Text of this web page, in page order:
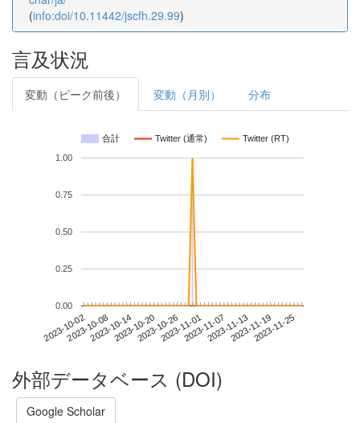
(info:doi/10.11442/jscfh.29.99)
言及状況
変動（ピーク前後） 変動（月別） 分布
合計 Twitter (通常) Twitter (RT)
2023-10-022023-10-082023-10-142023-10-202023-10-262023-11-012023-11-072023-11-132023-11-192023-11-25
0.00
0.25
0.50
0.75
1.00
外部データベース (DOI)
Google Scholar